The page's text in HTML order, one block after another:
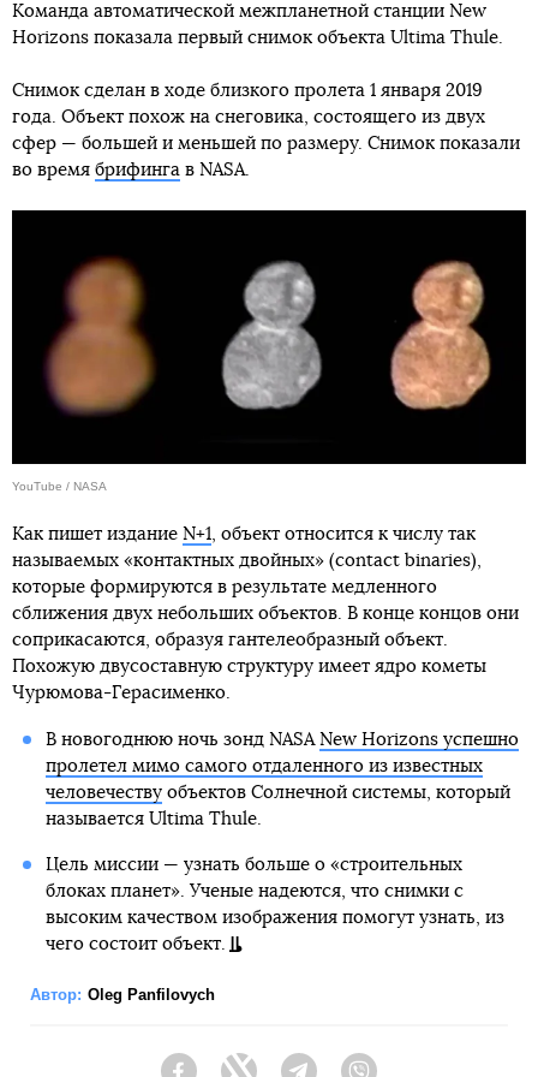
Команда автоматической межпланетной станции New
Horizons показала первый снимок объекта Ultima Thule.
Снимок сделан в ходе близкого пролета 1 января 2019
года. Объект похож на снеговика, состоящего из двух
сфер — большей и меньшей по размеру. Снимок показали
во время брифинга в NASA.
YouTube / NASA
Как пишет издание N+1
, объект относится к числу так
называемых «контактных двойных» (contact binaries),
которые формируются в результате медленного
сближения двух небольших объектов. В конце концов они
соприкасаются, образуя гантелеобразный объект.
Похожую двусоставную структуру имеет ядро кометы
Чурюмова-Герасименко.
В новогоднюю ночь зонд NASA New Horizons успешно
пролетел мимо самого отдаленного из известных
человечествуобъектов Солнечной системы, который
называется Ultima Thule.
Цель миссии — узнать больше о «строительных
блоках планет». Ученые надеются, что снимки с
высоким качеством изображения помогут узнать, из
чего состоит объект.
Автор: Oleg Panfilovych